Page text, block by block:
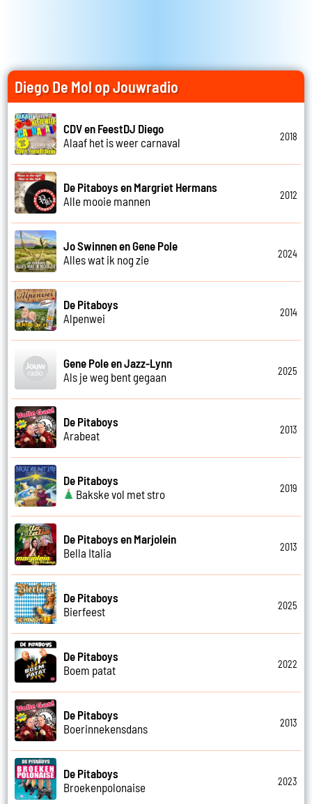
Diego De Mol op Jouwradio
CDV en FeestDJ Diego
Alaaf het is weer carnaval
2018
De Pitaboys en Margriet Hermans
Alle mooie mannen
2012
Jo Swinnen en Gene Pole
Alles wat ik nog zie
2024
De Pitaboys
Alpenwei
2014
Gene Pole en Jazz-Lynn
Als je weg bent gegaan
2025
De Pitaboys
Arabeat
2013
De Pitaboys
Bakske vol met stro
2019
De Pitaboys en Marjolein
Bella Italia
2013
De Pitaboys
Bierfeest
2025
De Pitaboys
Boem patat
2022
De Pitaboys
Boerinnekensdans
2013
De Pitaboys
Broekenpolonaise
2023